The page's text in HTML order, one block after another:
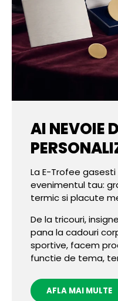
AI NEVOIE
La E-Trofee
evenimentul tau:
termic si placute
De la tricouri,
pana la cadouri
sportive, facem
functie de tema,
AFLA MAI MULTE